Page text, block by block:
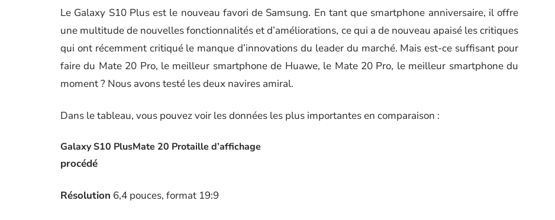
Le Galaxy S10 Plus est le nouveau favori de Samsung. En tant que smartphone anniversaire, il offre
une multitude de nouvelles fonctionnalités et d’améliorations, ce qui a de nouveau apaisé les critiques
qui ont récemment critiqué le manque d’innovations du leader du marché. Mais est-ce suffisant pour
faire du Mate 20 Pro, le meilleur smartphone de Huawe, le Mate 20 Pro, le meilleur smartphone du
moment ? Nous avons testé les deux navires amiral.
Dans le tableau, vous pouvez voir les données les plus importantes en comparaison :
Galaxy S10 PlusMate 20 Protaille d’affichage
procédé
Résolution 6,4 pouces, format 19:9